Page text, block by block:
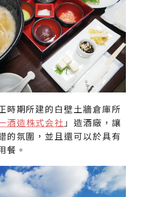
時期所建的白壁土牆倉庫所
酒造株式会社」造酒廠，讓
的氛圍，並且還可以於具有
餐。